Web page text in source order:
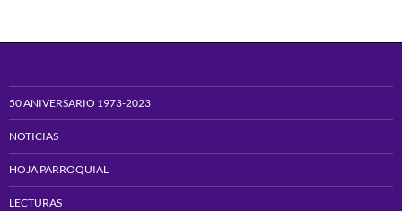
50 ANIVERSARIO 1973-2023
NOTICIAS
HOJA PARROQUIAL
LECTURAS